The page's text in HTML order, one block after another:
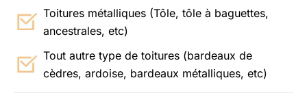
Toitures métalliques (Tôle, tôle à baguettes,
ancestrales, etc)
Tout autre type de toitures (bardeaux de
cèdres, ardoise, bardeaux métalliques, etc)